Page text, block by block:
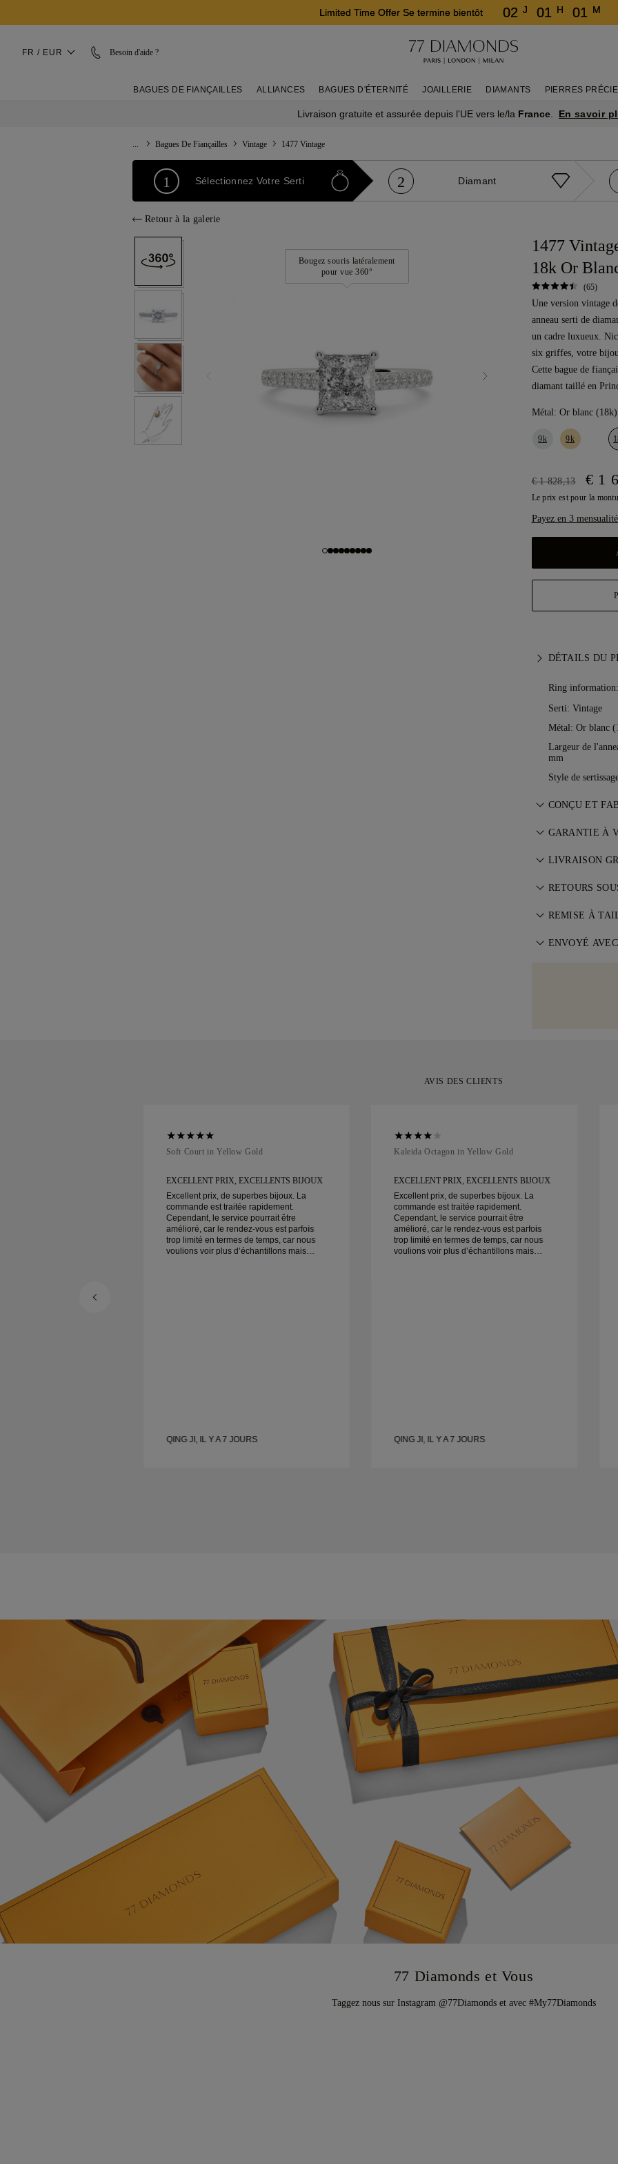
Limited Time Offer Se termine bientôt 02 J 01 H 01 M
FR / EUR Besoin d'aide ?
BAGUES DE FIANÇAILLES ALLIANCES BAGUES D'ÉTERNITÉ JOAILLERIE DIAMANTS PIERRES
Livraison gratuite et assurée depuis l'UE vers le/la France En savoir
Bagues De Fiançailles Vintage 1477 Vintage
1 Sélectionnez Votre Serti 2 Diamant
Retour à la galerie
Bougez souris latéralement
pour vue 360°
1477
18k Or
(65)
Une version vintage
anneau serti de
un cadre luxueux.
six griffes, votre
Cette bague de
diamant taillé en
Métal: Or blanc (18k)
9k 9k
€ 1 828,13 € 1
Le prix est pour la
Payez en 3
DÉTAILS DU
Ring information:
Serti: Vintage
Métal: Or blanc
Largeur de
mm
Style de
CONÇU ET
L’art du bijou,
GARANTIE À
Avec tout achat
Les réparations
LIVRAISON
Tous les frais
risque et
Nous assurons
valeur, nous
RETOURS
Si vous n’êtes
Consultez nos
REMISE À
Pour un
ENVOYÉ
Votre bijou
AVIS DES CLIENTS
Soft Court in Yellow Gold
EXCELLENT PRIX, EXCELLENTS BIJOUX
Excellent prix, de superbes bijoux. La
commande est traitée rapidement.
Cependant, le service pourrait être
amélioré, car le rendez-vous est parfois
trop limité en termes de temps, car nous
voulions voir plus d’échantillons mais
QING JI, IL Y A 7 JOURS
Kaleida Octagon in Yellow Gold
EXCELLENT PRIX, EXCELLENTS BIJOUX
Excellent prix, de superbes bijoux. La
commande est traitée rapidement.
Cependant, le service pourrait être
amélioré, car le rendez-vous est parfois
trop limité en termes de temps, car nous
voulions voir plus d’échantillons mais
QING JI, IL Y A 7 JOURS
77 Diamonds et Vous
Taggez nous sur Instagram @77Diamonds et avec #My77Diamonds